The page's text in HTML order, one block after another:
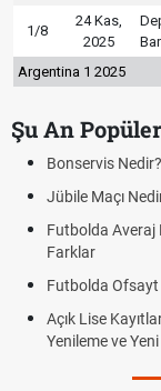
1/8
24 Kas,
2025
Argentina 1 2025
Şu An
Bonservis
Jübile Maçı
Futbolda Averaj
Farklar
Futbolda Ofsayt
Açık Lise
Yenileme ve